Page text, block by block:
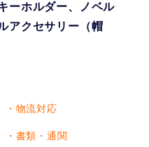
ーホルダー、ノベル
アクセサリー（帽
・物流対応
・書類・通関